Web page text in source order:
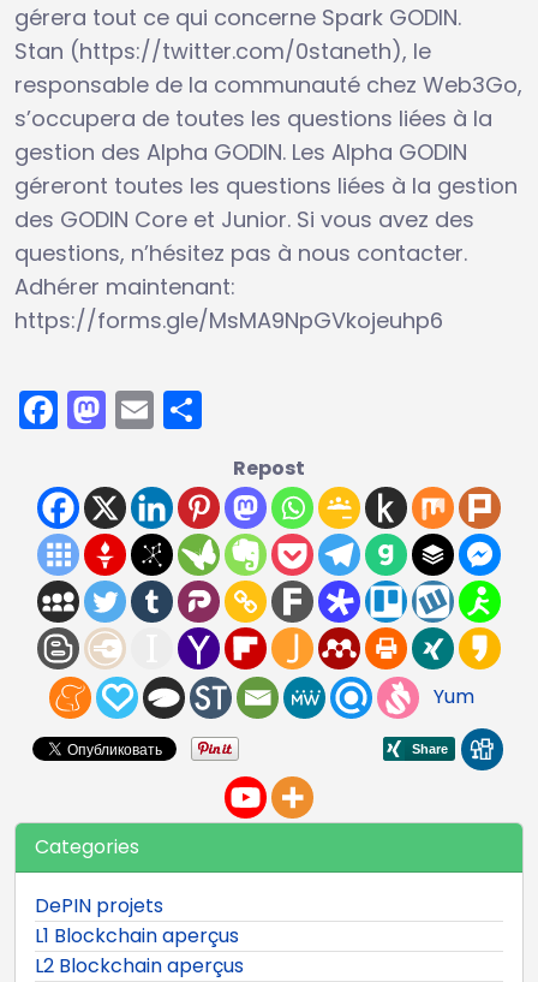
gérera tout ce qui concerne Spark GODIN.
Stan (https://twitter.com/0staneth), le
responsable de la communauté chez Web3Go,
s’occupera de toutes les questions liées à la
gestion des Alpha GODIN. Les Alpha GODIN
géreront toutes les questions liées à la gestion
des GODIN Core et Junior. Si vous avez des
questions, n’hésitez pas à nous contacter.
Adhérer maintenant:
https://forms.gle/MsMA9NpGVkojeuhp6
Facebook
Mastodon
Email
Repost
Yum
Categories
DePIN projets
L1 Blockchain aperçus
L2 Blockchain aperçus